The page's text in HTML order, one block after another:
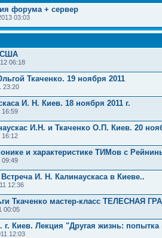
форума + сервер
03:03
США
06:18
Ткаченко. 19 ноября 2011
23:20
И. Н. Киев. 18 ноября 2011 г.
16:59
И.Н. и Ткаченко О.П. Киев. 20
16:12
и характеристике ТИМов с
09:49
И. Н. Калинаускаса в Киеве..
12:36
Ткаченко мастер-класс ТЕЛЕСНАЯ
00:05
г. Киев. Лекция "Другая жизнь: попытка
12:03